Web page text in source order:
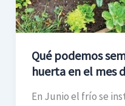
Qué podemos
huerta en el mes
En Junio el frío se
en
el
de
Junio?